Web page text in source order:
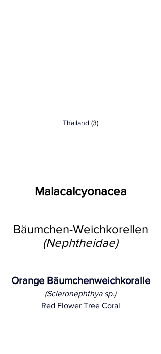
Thailand (3)
Malacalcyonacea
Bäumchen-Weichkorellen
(Nephtheidae)
Orange Bäumchenweichkoralle
(Scleronephthya sp.)
Red Flower Tree Coral